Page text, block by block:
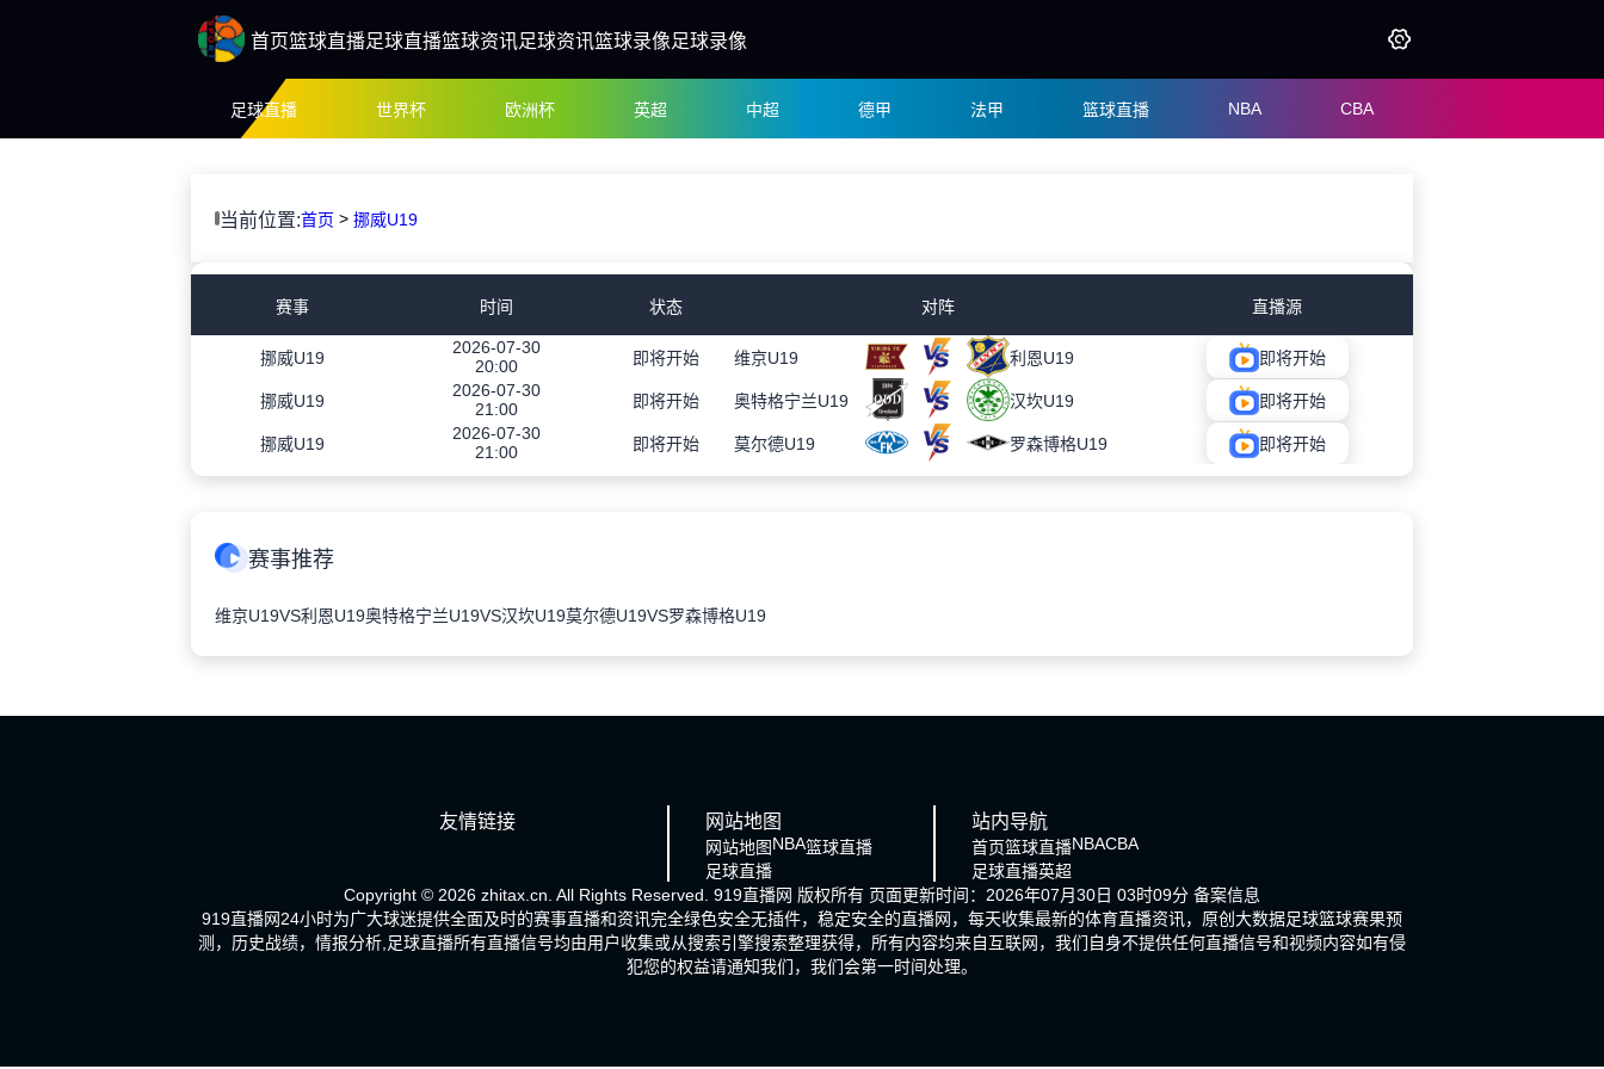
首页篮球直播足球直播篮球资讯足球资讯篮球录像足球录像
足球直播 世界杯 欧洲杯 英超 中超 德甲 法甲 篮球直播 NBA CBA
当前位置:首页 > 挪威U19
赛事 时间 状态 对阵 直播源
挪威U19
2026-07-30
20:00
即将开始 维京U19 利恩U19 即将开始
挪威U19
2026-07-30
21:00
即将开始 奥特格宁兰U19 汉坎U19 即将开始
挪威U19
2026-07-30
21:00
即将开始 莫尔德U19 罗森博格U19 即将开始
赛事推荐
维京U19VS利恩U19奥特格宁兰U19VS汉坎U19莫尔德U19VS罗森博格U19
友情链接 网站地图
网站地图NBA篮球直播
足球直播
站内导航
首页篮球直播NBACBA
足球直播英超
Copyright © 2026 zhitax.cn. All Rights Reserved. 919直播网 版权所有 页面更新时间：2026年07月30日 03时09分 备案信息
919直播网24小时为广大球迷提供全面及时的赛事直播和资讯完全绿色安全无插件，稳定安全的直播网，每天收集最新的体育直播资讯，原创大数据足球篮球赛果预
测，历史战绩，情报分析,足球直播所有直播信号均由用户收集或从搜索引擎搜索整理获得，所有内容均来自互联网，我们自身不提供任何直播信号和视频内容如有侵
犯您的权益请通知我们，我们会第一时间处理。